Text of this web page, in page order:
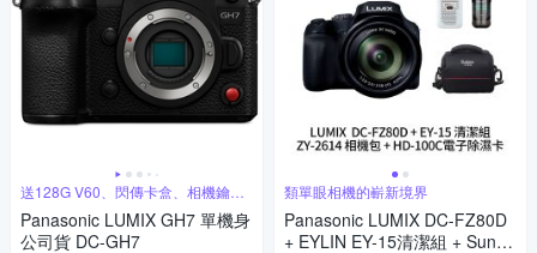
送128G V60、閃傳卡盒、相機鑰匙
圈
Panasonic LUMIX GH7 單機身
公司貨 DC-GH7
類單眼相機的嶄新境界
Panasonic LUMIX DC-FZ80D
+ EYLIN EY-15清潔組 + SunLi